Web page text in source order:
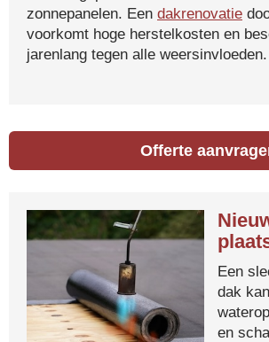
zonnepanelen. Een dakrenovatie
voorkomt hoge herstelkosten en
jarenlang tegen alle weersinvloeden.
Offerte
Een
dak
en